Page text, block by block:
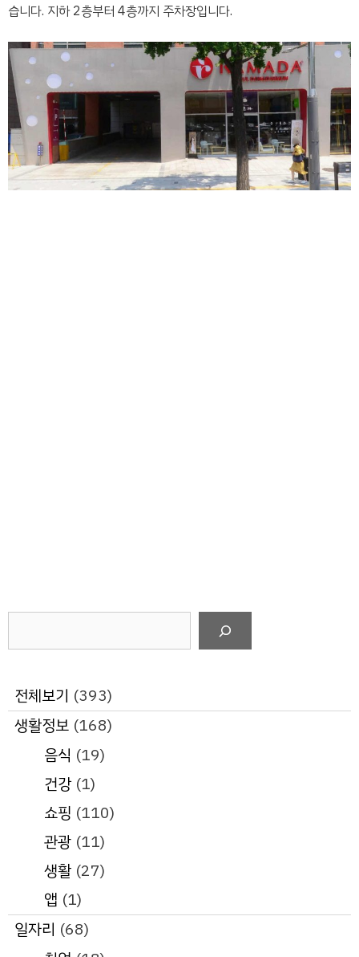
습니다. 지하 2층부터 4층까지 주차장입니다.
전체보기 (393)
생활정보 (168)
음식 (19)
건강(1)
쇼핑 (110)
관광(11)
생활(27)
앱 (1)
일자리 (68)